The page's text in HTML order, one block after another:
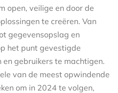
open, veilige en door de
te creëren. Van
gegevensopslag en
het punt gevestigde
gebruikers te machtigen.
van de meest opwindende
om in 2024 te volgen,